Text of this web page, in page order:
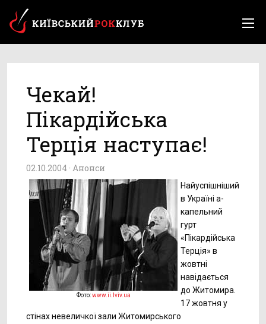
Чекай!
Пікардійcька
Терція наступає!
02.10.2004 · Анонси
Фото:www.ii.lviv.ua
Найуспішніший
в Україні а-
капельний
гурт
«Пікардійська
Терція» в
жовтні
навідається
до Житомира.
17 жовтня у
стінах невеличкої зали Житомирського